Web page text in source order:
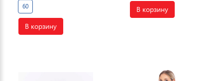
60
В корзину
В корзину